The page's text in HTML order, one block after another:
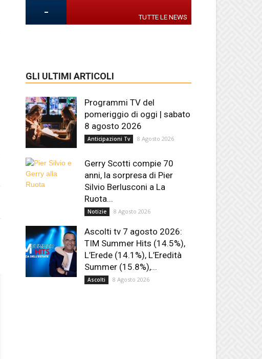
- TUTTE LE NEWS
GLI ULTIMI ARTICOLI
Programmi TV del
pomeriggio di oggi | sabato
8 agosto 2026
Anticipazioni Tv 8 Agosto 2026
Gerry Scotti compie 70
anni, la sorpresa di Pier
Silvio Berlusconi a La
Ruota...
Notizie 8 Agosto 2026
Ascolti tv 7 agosto 2026:
TIM Summer Hits (14.5%),
L’Erede (14.1%), L’Eredità
Summer (15.8%),...
Ascolti 8 Agosto 2026